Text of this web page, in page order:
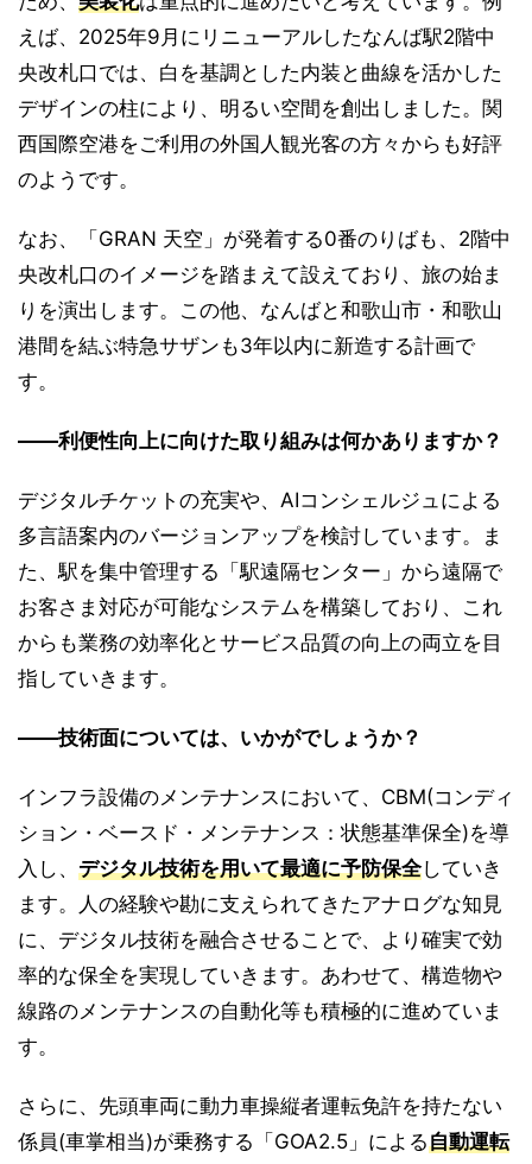
えば、2025年9月にリニューアルしたなんば駅2階中
央改札口では、白を基調とした内装と曲線を活かした
デザインの柱により、明るい空間を創出しました。関
西国際空港をご利用の外国人観光客の方々からも好評
のようです。
なお、「GRAN 天空」が発着する0番のりばも、2階中
央改札口のイメージを踏まえて設えており、旅の始ま
りを演出します。この他、なんばと和歌山市・和歌山
港間を結ぶ特急サザンも3年以内に新造する計画で
す。
――利便性向上に向けた取り組みは何かありますか？
デジタルチケットの充実や、AIコンシェルジュによる
多言語案内のバージョンアップを検討しています。ま
た、駅を集中管理する「駅遠隔センター」から遠隔で
お客さま対応が可能なシステムを構築しており、これ
からも業務の効率化とサービス品質の向上の両立を目
指していきます。
――技術面については、いかがでしょうか？
インフラ設備のメンテナンスにおいて、CBM(コンディ
ション・ベースド・メンテナンス：状態基準保全)を導
入し、 デジタル技術を用いて最適に予防保全していき
ます。人の経験や勘に支えられてきたアナログな知見
に、デジタル技術を融合させることで、より確実で効
率的な保全を実現していきます。あわせて、構造物や
線路のメンテナンスの自動化等も積極的に進めていま
す。
さらに、先頭車両に動力車操縦者運転免許を持たない
係員(車掌相当)が乗務する「GOA2.5」による自動運転